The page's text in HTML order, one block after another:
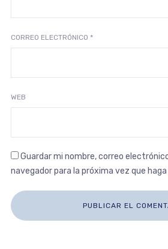
CORREO ELECTRÓNICO *
WEB
Guardar mi nombre, correo
navegador para la próxima vez que